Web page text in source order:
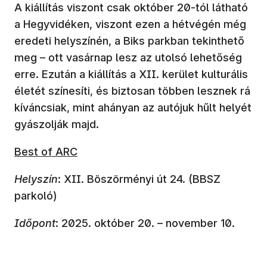
A kiállítás viszont csak október 20-tól látható
a Hegyvidéken, viszont ezen a hétvégén még
eredeti helyszínén, a Biks parkban tekinthető
meg – ott vasárnap lesz az utolsó lehetőség
erre. Ezután a kiállítás a XII. kerület kulturális
életét színesíti, és biztosan többen lesznek rá
kíváncsiak, mint ahányan az autójuk hűlt helyét
gyászolják majd.
(új ablakban nyílik meg)
Best of ARC
Helyszín: XII. Böszörményi út 24. (BBSZ
parkoló)
Időpont: 2025. október 20. – november 10.